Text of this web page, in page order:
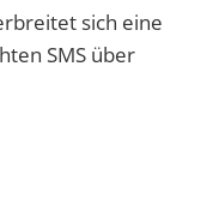
sich eine
SMS über